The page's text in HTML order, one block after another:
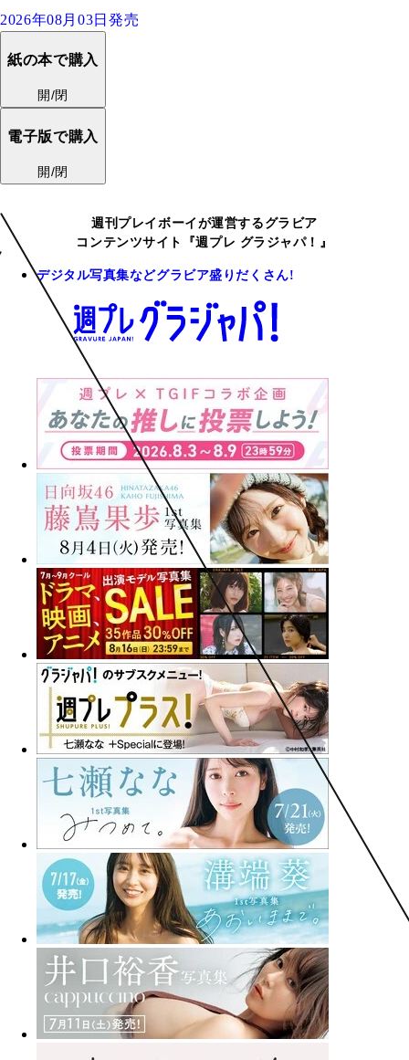
2026年08月03日発売
紙の本で購入
開/閉
電子版で購入
開/閉
週刊プレイボーイが運営するグラビア
コンテンツサイト『週プレ グラジャパ！』
デジタル写真集などグラビア盛りだくさん!